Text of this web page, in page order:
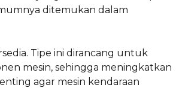
ditemukan dalam
Tipe ini dirancang untuk
mesin, sehingga meningkatkan
agar mesin kendaraan